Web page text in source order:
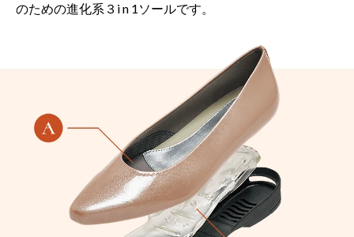
のための進化系３i n 1ソールです。